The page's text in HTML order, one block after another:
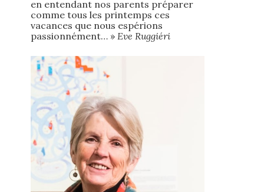
en entendant nos parents préparer
comme tous les printemps ces
vacances que nous espérions
passionnément… » Eve Ruggiéri